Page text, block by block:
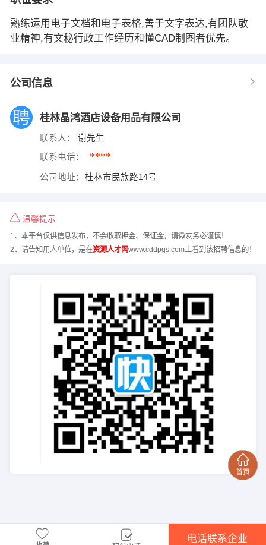
熟练运用电子文档和电子表格,善于文字表达,有团队敬
业精神,有文秘行政工作经历和懂CAD制图者优先。
公司信息
桂林晶鸿酒店设备用品有限公司
联系人： 谢先生
联系电话： ****
公司地址： 桂林市民族路14号
温馨提示
1、本平台仅供信息发布，不会收取押金、保证金，请微友务必谨慎！
2、请告知用人单位，是在资源人才网www.cddpgs.com上看到该招聘信息的！
电话联系企业